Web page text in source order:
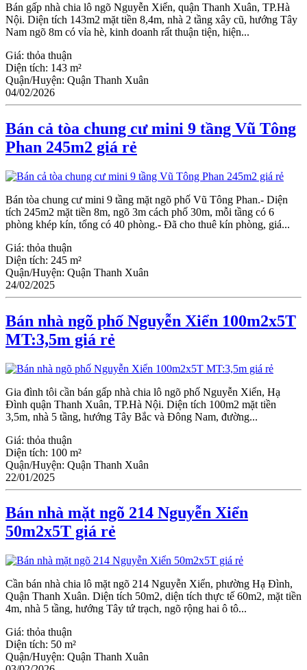
Bán gấp nhà chia lô ngõ Nguyễn Xiển, quận Thanh Xuân, TP.Hà
Nội. Diện tích 143m2 mặt tiền 8,4m, nhà 2 tầng xây cũ, hướng Tây
Nam ngõ 8m có vỉa hè, kinh doanh rất thuận tiện, hiện...
Giá: thỏa thuận
Diện tích: 143 m²
Quận/Huyện: Quận Thanh Xuân
04/02/2026
Bán cả tòa chung cư mini 9 tầng Vũ Tông
Phan 245m2 giá rẻ
Bán tòa chung cư mini 9 tầng mặt ngõ phố Vũ Tông Phan.- Diện
tích 245m2 mặt tiền 8m, ngõ 3m cách phố 30m, mỗi tầng có 6
phòng khép kín, tổng có 40 phòng.- Đã cho thuê kín phòng, giá...
Giá: thỏa thuận
Diện tích: 245 m²
Quận/Huyện: Quận Thanh Xuân
24/02/2025
Bán nhà ngõ phố Nguyễn Xiển 100m2x5T
MT:3,5m giá rẻ
Gia đình tôi cần bán gấp nhà chia lô ngõ phố Nguyễn Xiển, Hạ
Đình quận Thanh Xuân, TP.Hà Nội. Diện tích 100m2 mặt tiền
3,5m, nhà 5 tầng, hướng Tây Bắc và Đông Nam, đường...
Giá: thỏa thuận
Diện tích: 100 m²
Quận/Huyện: Quận Thanh Xuân
22/01/2025
Bán nhà mặt ngõ 214 Nguyễn Xiển
50m2x5T giá rẻ
Cần bán nhà chia lô mặt ngõ 214 Nguyễn Xiển, phường Hạ Đình,
Quận Thanh Xuân. Diện tích 50m2, diện tích thực tế 60m2, mặt tiền
4m, nhà 5 tầng, hướng Tây tứ trạch, ngõ rộng hai ô tô...
Giá: thỏa thuận
Diện tích: 50 m²
Quận/Huyện: Quận Thanh Xuân